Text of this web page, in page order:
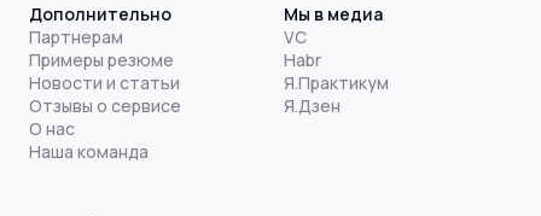
Дополнительно
Партнерам
Примеры резюме
Новости и статьи
Отзывы о сервисе
О нас
Наша команда
Мы в медиа
VC
Habr
Я.Практикум
Я.Дзен